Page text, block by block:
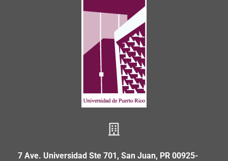
7 Ave. Universidad Ste 701, San Juan, PR 00925-